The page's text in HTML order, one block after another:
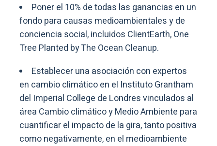
Poner el 10% de todas las ganancias en un
fondo para causas medioambientales y de
conciencia social, incluidos ClientEarth, One
Tree Planted by The Ocean Cleanup.
Establecer una asociación con expertos
en cambio climático en el Instituto Grantham
del Imperial College de Londres vinculados al
área Cambio climático y Medio Ambiente para
cuantificar el impacto de la gira, tanto positiva
como negativamente, en el medioambiente